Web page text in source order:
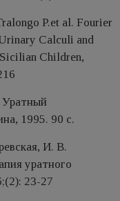
P.et al. Fourier
Calculi and
Children,
1995. 90 с.
И. В.
уратного
23-27